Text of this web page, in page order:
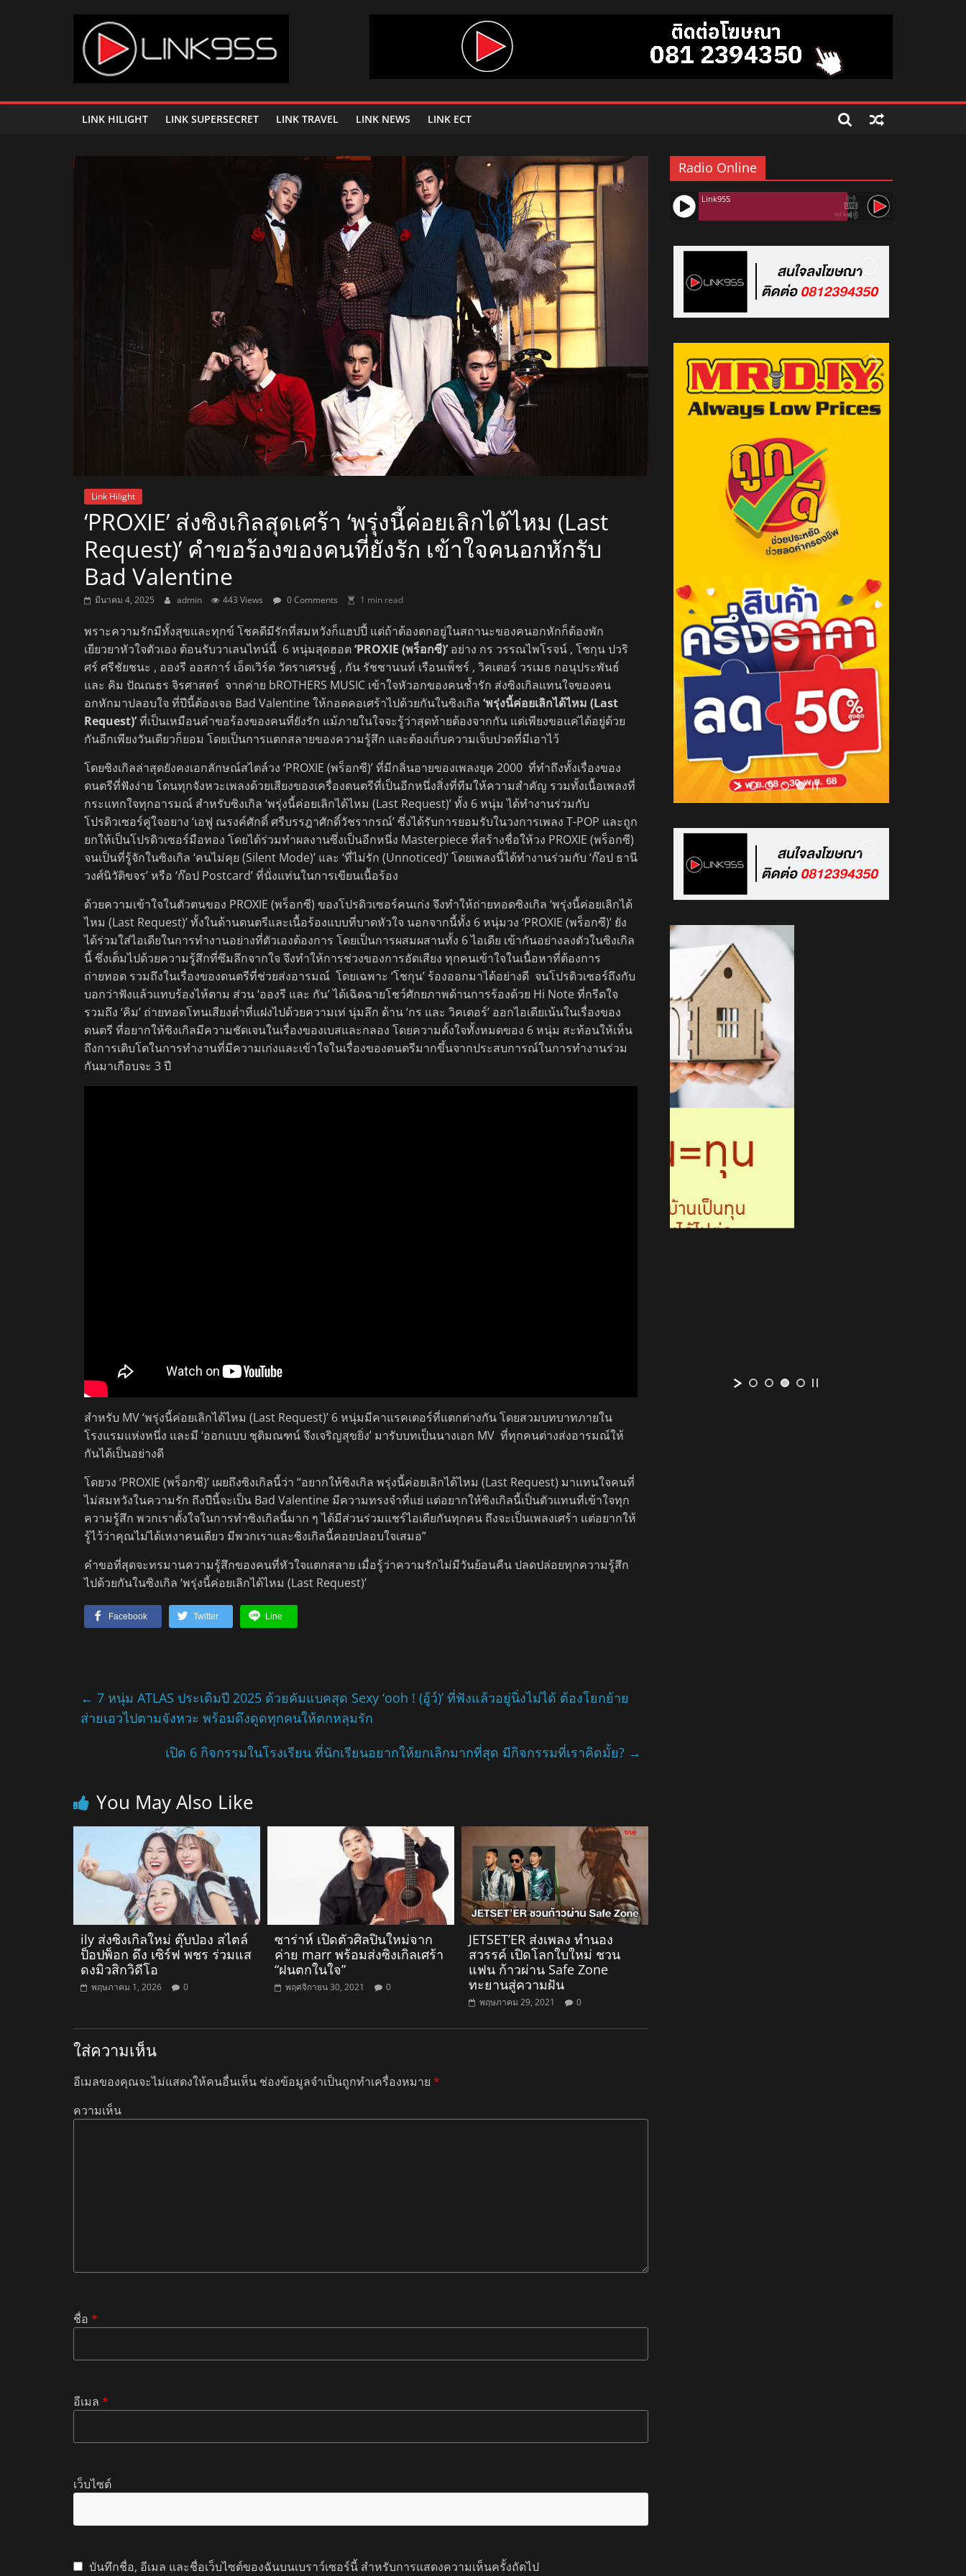
Link
95.5
คลื่น
สถานี
วิทยุ
สถานี
วิทยุ
ลพบุรี
วิทยุ
FM
ลพบุรี
LINK HILIGHT LINK SUPERSECRET LINK TRAVEL LINK NEWS LINK ECT
Link Hilight
‘PROXIE’ ส่งซิงเกิลสุดเศร้า ‘พรุ่งนี้ค่อยเลิกได้ไหม (Last
Request)’ คำขอร้องของคนที่ยังรัก เข้าใจคนอกหักรับ
Bad Valentine
มีนาคม 4, 2025 admin 443 Views 0 Comments 1 min read
พราะความรักมีทั้งสุขและทุกข์ โชคดีมีรักที่สมหวังก็แฮปปี้ แต่ถ้าต้องตกอยู่ในสถานะของคนอกหักก็ต้องพัก
เยียวยาหัวใจตัวเอง ต้อนรับวาเลนไทน์นี้ 6 หนุ่มสุดฮอต‘PROXIE (พร็อกซี)’อย่าง กร วรรณไพโรจน์ , โชกุน ปวริ
ศร์ ศรีชัยชนะ , อองรี ออสการ์ เอ็ดเวิร์ด วัตราเศรษฐ์ , กัน รัชชานนท์ เรือนเพ็ชร์ , วิคเตอร์ วรเมธ กอนุประพันธ์
และ คิม ปัณณธร จิรศาสตร์ จากค่าย bROTHERS MUSIC เข้าใจหัวอกของคนช้ำรัก ส่งซิงเกิลแทนใจของคน
อกหักมาปลอบใจ ที่ปีนี้ต้องเจอ Bad Valentine ให้กอดคอเศร้าไปด้วยกันในซิงเกิล ‘พรุ่งนี้ค่อยเลิกได้ไหม (Last
Request)’ที่เป็นเหมือนคำขอร้องของคนที่ยังรัก แม้ภายในใจจะรู้ว่าสุดท้ายต้องจากกัน แต่เพียงขอแค่ได้อยู่ด้วย
กันอีกเพียงวันเดียวก็ยอม โดยเป็นการแตกสลายของความรู้สึก และต้องเก็บความเจ็บปวดที่มีเอาไว้
โดยซิงเกิลล่าสุดยังคงเอกลักษณ์สไตล์วง ‘PROXIE (พร็อกซี)’ ที่มีกลิ่นอายของเพลงยุค 2000 ที่ทำถึงทั้งเรื่องของ
ดนตรีที่ฟังง่าย โดนทุกจังหวะเพลงด้วยเสียงของเครื่องดนตรีที่เป็นอีกหนึ่งสิ่งที่ทีมให้ความสำคัญ รวมทั้งเนื้อเพลงที่
กระแทกใจทุกอารมณ์ สำหรับซิงเกิล ‘พรุ่งนี้ค่อยเลิกได้ไหม (Last Request)’ ทั้ง 6 หนุ่ม ได้ทำงานร่วมกับ
โปรดิวเซอร์คู่ใจอยาง ‘เอฟู ณรงค์ศักดิ์ ศรีบรรฎาศักดิ์วัชรากรณ์’ ซึ่งได้รับการยอมรับในวงการเพลง T-POP และถูก
ยกให้เป็นโปรดิวเซอร์มือทอง โดยได้ร่วมทำผลงานซึ่งเป็นอีกหนึ่ง Masterpiece ที่สร้างชื่อให้วง PROXIE (พร็อกซี)
จนเป็นที่รู้จักในซิงเกิล ‘คนไม่คุย (Silent Mode)’ และ ‘ที่ไม่รัก (Unnoticed)’ โดยเพลงนี้ได้ทำงานร่วมกับ ‘ก๊อป ธานี
วงศ์นิวัติขจร’ หรือ ‘ก๊อป Postcard’ ที่นั่งแท่นในการเขียนเนื้อร้อง
ด้วยความเข้าใจในตัวตนของ PROXIE (พร็อกซี) ของโปรดิวเซอร์คนเก่ง จึงทำให้ถ่ายทอดซิงเกิล ‘พรุ่งนี้ค่อยเลิกได้
ไหม (Last Request)’ ทั้งในด้านดนตรีและเนื้อร้องแบบที่บาดหัวใจ นอกจากนี้ทั้ง 6 หนุ่มวง ‘PROXIE (พร็อกซี)’ ยัง
ได้ร่วมใส่ไอเดียในการทำงานอย่างที่ตัวเองต้องการ โดยเป็นการผสมผสานทั้ง 6 ไอเดีย เข้ากันอย่างลงตัวในซิงเกิล
นี้ ซึ่งเต็มไปด้วยความรู้สึกที่ซึมลึกจากใจ จึงทำให้การช่วงของการอัดเสียง ทุกคนเข้าใจในเนื้อหาที่ต้องการ
ถ่ายทอด รวมถึงในเรื่องของดนตรีที่ช่วยส่งอารมณ์ โดยเฉพาะ ‘โชกุน’ ร้องออกมาได้อย่างดี จนโปรดิวเซอร์ถึงกับ
บอกว่าฟังแล้วแทบร้องไห้ตาม ส่วน ‘อองรี และ กัน’ ได้เฉิดฉายโชว์ศักยภาพด้านการร้องด้วย Hi Note ที่กรีดใจ
รวมถึง ‘คิม’ ถ่ายทอดโทนเสียงต่ำที่แฝงไปด้วยความเท่ นุ่มลึก ด้าน ‘กร และ วิคเตอร์’ ออกไอเดียเน้นในเรื่องของ
ดนตรี ที่อยากให้ซิงเกิลมีความชัดเจนในเรื่องของเบสและกลอง โดยความตั้งใจทั้งหมดของ 6 หนุ่ม สะท้อนให้เห็น
ถึงการเติบโตในการทำงานที่มีความเก่งและเข้าใจในเรื่องของดนตรีมากขึ้นจากประสบการณ์ในการทำงานร่วม
กันมาเกือบจะ 3 ปี
สำหรับ MV ‘พรุ่งนี้ค่อยเลิกได้ไหม (Last Request)’ 6 หนุ่มมีคาแรคเตอร์ที่แตกต่างกัน โดยสวมบทบาทภายใน
โรงแรมแห่งหนึ่ง และมี ‘ออกแบบ ชุติมณฑน์ จึงเจริญสุขยิ่ง’ มารับบทเป็นนางเอก MV ที่ทุกคนต่างส่งอารมณ์ให้
กันได้เป็นอย่างดี
โดยวง ‘PROXIE (พร็อกซี)’ เผยถึงซิงเกิลนี้ว่า “อยากให้ซิงเกิล พรุ่งนี้ค่อยเลิกได้ไหม (Last Request) มาแทนใจคนที่
ไม่สมหวังในความรัก ถึงปีนี้จะเป็น Bad Valentine มีความทรงจำที่แย่ แต่อยากให้ซิงเกิลนี้เป็นตัวแทนที่เข้าใจทุก
ความรู้สึก พวกเราตั้งใจในการทำซิงเกิลนี้มาก ๆ ได้มีส่วนร่วมแชร์ไอเดียกันทุกคน ถึงจะเป็นเพลงเศร้า แต่อยากให้
รู้ไว้ว่าคุณไม่ได้เหงาคนเดียว มีพวกเราและซิงเกิลนี้คอยปลอบใจเสมอ”
คำขอที่สุดจะทรมานความรู้สึกของคนที่หัวใจแตกสลาย เมื่อรู้ว่าความรักไม่มีวันย้อนคืน ปลดปล่อยทุกความรู้สึก
ไปด้วยกันในซิงเกิล ‘พรุ่งนี้ค่อยเลิกได้ไหม (Last Request)’
Facebook Twitter Line
← 7 หนุ่ม ATLAS ประเดิมปี 2025 ด้วยคัมแบคสุด Sexy ‘ooh ! (อู้ว์)’ ที่ฟังแล้วอยู่นิ่งไม่ได้ ต้องโยกย้าย
ส่ายเอวไปตามจังหวะ พร้อมดึงดูดทุกคนให้ตกหลุมรัก
เปิด 6 กิจกรรมในโรงเรียน ที่นักเรียนอยากให้ยกเลิกมากที่สุด มีกิจกรรมที่เราคิดมั้ย? →
You May Also Like
ily ส่งซิงเกิลใหม่ ตุ๊บป่อง สไตล์
ป็อปพ็อก ดึง เซิร์ฟ พชร ร่วมแส
ดงมิวสิกวิดีโอ
พฤษภาคม 1, 2026 0
ซาร่าห์ เปิดตัวศิลปินใหม่จาก
ค่าย marr พร้อมส่งซิงเกิลเศร้า
“ฝนตกในใจ”
พฤศจิกายน 30, 2021 0
JETSET’ER ส่งเพลง ทำนอง
สวรรค์ เปิดโลกใบใหม่ ชวน
แฟน ก้าวผ่าน Safe Zone
ทะยานสู่ความฝัน
พฤษภาคม 29, 2021 0
ใส่ความเห็น
อีเมลของคุณจะไม่แสดงให้คนอื่นเห็น ช่องข้อมูลจำเป็นถูกทำเครื่องหมาย *
ความเห็น
ชื่อ *
อีเมล *
เว็บไซต์
บันทึกชื่อ, อีเมล และชื่อเว็บไซต์ของฉันบนเบราว์เซอร์นี้ สำหรับการแสดงความเห็นครั้งถัดไป
Radio Online
90%
Link955